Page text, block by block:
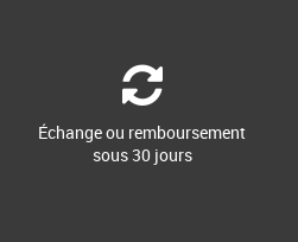
Échange ou remboursement
sous 30 jours